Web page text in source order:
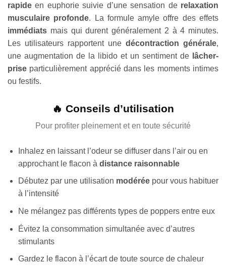
rapide en euphorie suivie d’une sensation de relaxation
musculaire profonde. La formule amyle offre des effets
immédiats mais qui durent généralement 2 à 4 minutes.
Les utilisateurs rapportent une décontraction générale,
une augmentation de la libido et un sentiment de lâcher-
prise particulièrement apprécié dans les moments intimes
ou festifs.
🔥 Conseils d’utilisation
Pour profiter pleinement et en toute sécurité
Inhalez en laissant l’odeur se diffuser dans l’air ou en
approchant le flacon à distance raisonnable
Débutez par une utilisation modéréepour vous habituer
à l’intensité
Ne mélangez pas différents types de poppers entre eux
Évitez la consommation simultanée avec d’autres
stimulants
Gardez le flacon à l’écart de toute source de chaleur